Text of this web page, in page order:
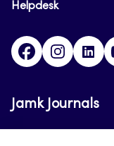
Helpdesk
Facebook
Jamk Journals